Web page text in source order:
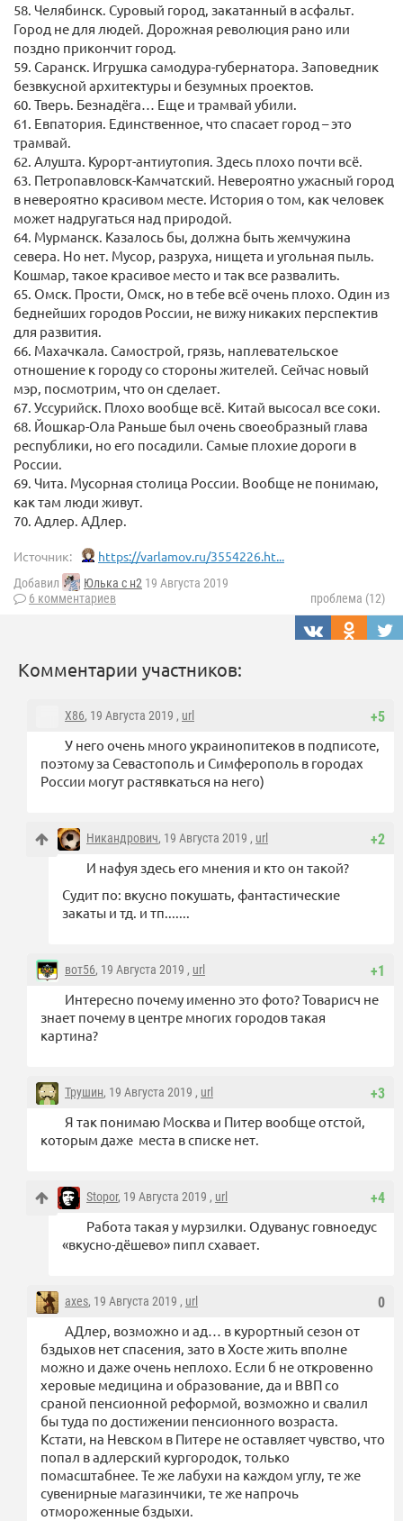
58. Челябинск. Суровый город, закатанный в асфальт.
Город не для людей. Дорожная революция рано или
поздно прикончит город.
59. Саранск. Игрушка самодура-губернатора. Заповедник
безвкусной архитектуры и безумных проектов.
60. Тверь. Безнадёга… Еще и трамвай убили.
61. Евпатория. Единственное, что спасает город – это
трамвай.
62. Алушта. Курорт-антиутопия. Здесь плохо почти всё.
63. Петропавловск-Камчатский. Невероятно ужасный город
в невероятно красивом месте. История о том, как человек
может надругаться над природой.
64. Мурманск. Казалось бы, должна быть жемчужина
севера. Но нет. Мусор, разруха, нищета и угольная пыль.
Кошмар, такое красивое место и так все развалить.
65. Омск. Прости, Омск, но в тебе всё очень плохо. Один из
беднейших городов России, не вижу никаких перспектив
для развития.
66. Махачкала. Самострой, грязь, наплевательское
отношение к городу со стороны жителей. Сейчас новый
мэр, посмотрим, что он сделает.
67. Уссурийск. Плохо вообще всё. Китай высосал все соки.
68. Йошкар-Ола Раньше был очень своеобразный глава
республики, но его посадили. Самые плохие дороги в
России.
69. Чита. Мусорная столица России. Вообще не понимаю,
как там люди живут.
70. Адлер. АДлер.
Источник: https://varlamov.ru/3554226.ht...
Добавил Юлька с н2 19 Августа 2019
6 комментариев
проблема (12)
Комментарии участников:
+5
X86, 19 Августа 2019 , url
У него очень много украинопитеков в подписоте,
поэтому за Севастополь и Симферополь в городах
России могут растявкаться на него)
+2
Никандрович, 19 Августа 2019 , url
И нафуя здесь его мнения и кто он такой?
Судит по: вкусно покушать, фантастические
закаты и тд. и тп.......
+1
вот56, 19 Августа 2019 , url
Интересно почему именно это фото? Товарисч не
знает почему в центре многих городов такая
картина?
+3
Трушин, 19 Августа 2019 , url
Я так понимаю Москва и Питер вообще отстой,
которым даже места в списке нет.
+4
Stopor, 19 Августа 2019 , url
Работа такая у мурзилки. Одуванус говноедус
«вкусно-дёшево» пипл схавает.
0
axes, 19 Августа 2019 , url
АДлер, возможно и ад… в курортный сезон от
бздыхов нет спасения, зато в Хосте жить вполне
можно и даже очень неплохо. Если б не откровенно
херовые медицина и образование, да и ВВП со
сраной пенсионной реформой, возможно и свалил
бы туда по достижении пенсионного возраста.
Кстати, на Невском в Питере не оставляет чувство, что
попал в адлерский кургородок, только
помасштабнее. Те же лабухи на каждом углу, те же
сувенирные магазинчики, те же напрочь
отмороженные бздыхи.